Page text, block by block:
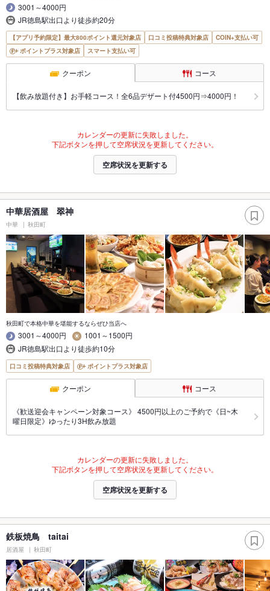
3001～4000円
JR徳島駅出口より徒歩約20分
【アプリ予約限定】最大800ポイント還元対象店 口コミ投稿特典対象店
COIN+支払い可
ポイントプラス対象店
スマート支払い可
クーポン コース
【飲み放題付き】お手軽コース！全6品デザート付4500円⇒4000円！
カレンダーの更新に失敗しました。
下記ボタンを押して空席状況を更新してください。
空席状況を更新する
中華居酒屋 翠神
中華 秋田町
秋田町で本格中華を堪能するならぜひ当店へ
3001～4000円
1001～1500円
JR徳島駅出口より徒歩約10分
口コミ投稿特典対象店 ポイントプラス対象店
クーポン コース
《歓送迎会キャンペーン対象コース》 4500円以上のご予約で《日~木
曜日限定》ゆったり3H飲み放題
カレンダーの更新に失敗しました。
下記ボタンを押して空席状況を更新してください。
空席状況を更新する
鉄板焼鳥 taitai
居酒屋 秋田町